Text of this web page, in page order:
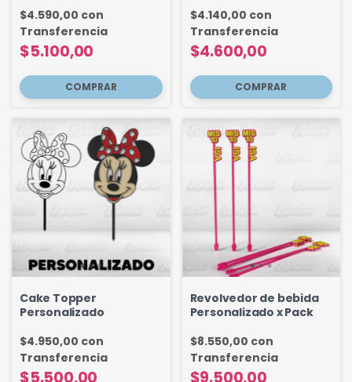
$5.100,00
$4.590,00 con
Transferencia
$4.600,00
$4.140,00 con
Transferencia
Cake Topper
Personalizado
$5.500,00
$4.950,00 con
Transferencia
Revolvedor de bebida
Personalizado x Pack
$9.500,00
$8.550,00 con
Transferencia